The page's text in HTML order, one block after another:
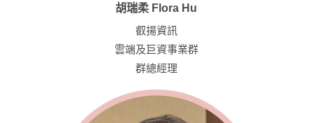
胡瑞柔 Flora Hu
叡揚資訊
雲端及巨資事業群
群總經理